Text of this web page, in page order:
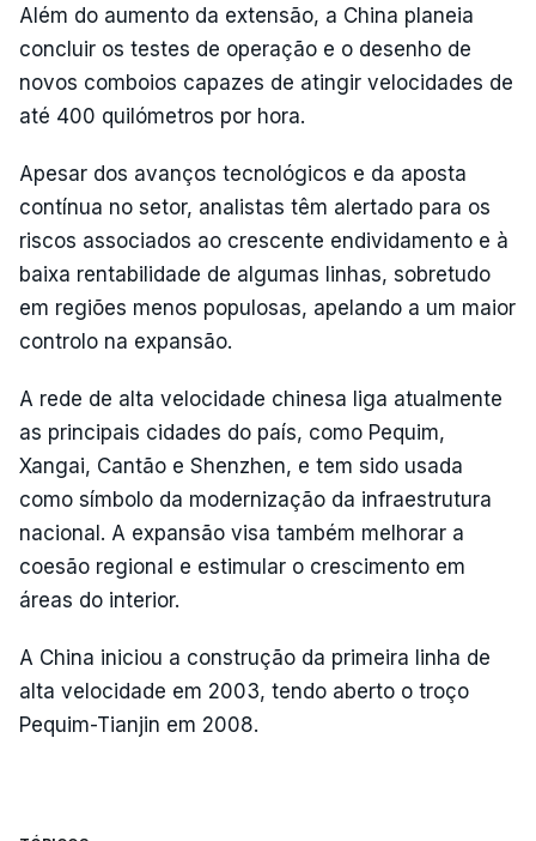
Além do aumento da extensão, a China planeia
concluir os testes de operação e o desenho de
novos comboios capazes de atingir velocidades de
até 400 quilómetros por hora.
Apesar dos avanços tecnológicos e da aposta
contínua no setor, analistas têm alertado para os
riscos associados ao crescente endividamento e à
baixa rentabilidade de algumas linhas, sobretudo
em regiões menos populosas, apelando a um maior
controlo na expansão.
A rede de alta velocidade chinesa liga atualmente
as principais cidades do país, como Pequim,
Xangai, Cantão e Shenzhen, e tem sido usada
como símbolo da modernização da infraestrutura
nacional. A expansão visa também melhorar a
coesão regional e estimular o crescimento em
áreas do interior.
A China iniciou a construção da primeira linha de
alta velocidade em 2003, tendo aberto o troço
Pequim-Tianjin em 2008.